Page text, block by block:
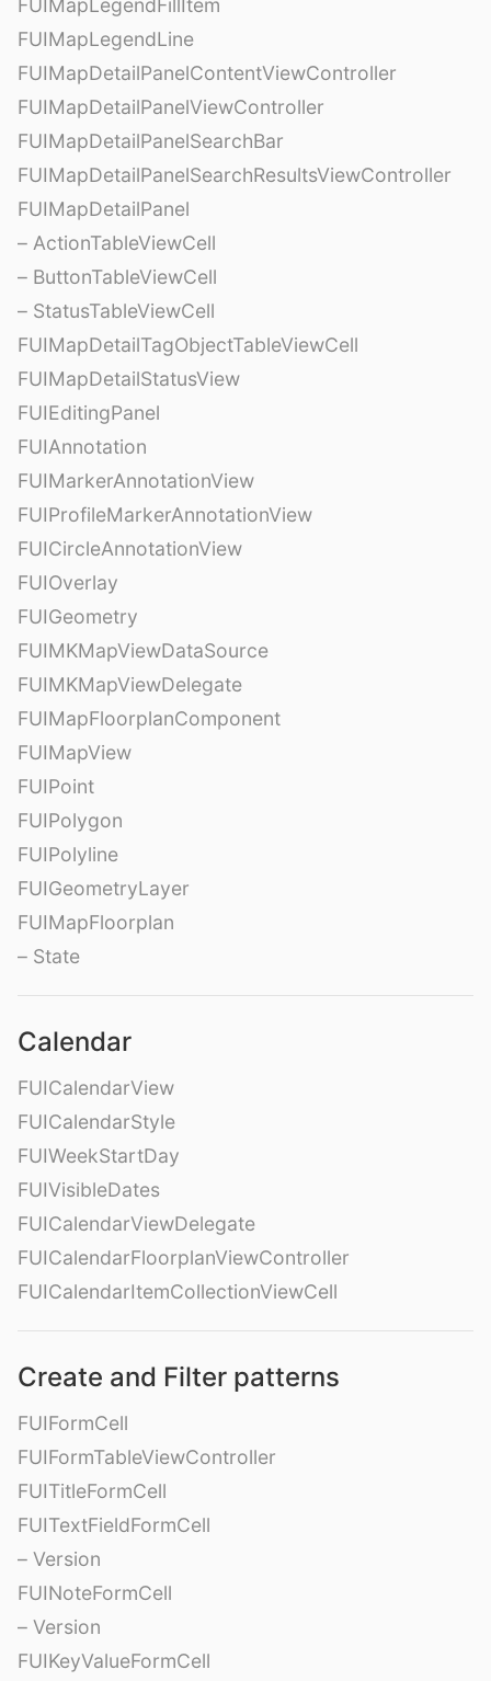
FUIMapLegendLine
FUIMapDetailPanelContentViewController
FUIMapDetailPanelViewController
FUIMapDetailPanelSearchBar
FUIMapDetailPanelSearchResultsViewController
FUIMapDetailPanel
– ActionTableViewCell
– ButtonTableViewCell
– StatusTableViewCell
FUIMapDetailTagObjectTableViewCell
FUIMapDetailStatusView
FUIEditingPanel
FUIAnnotation
FUIMarkerAnnotationView
FUIProfileMarkerAnnotationView
FUICircleAnnotationView
FUIOverlay
FUIGeometry
FUIMKMapViewDataSource
FUIMKMapViewDelegate
FUIMapFloorplanComponent
FUIMapView
FUIPoint
FUIPolygon
FUIPolyline
FUIGeometryLayer
FUIMapFloorplan
– State
Calendar
FUICalendarView
FUICalendarStyle
FUIWeekStartDay
FUIVisibleDates
FUICalendarViewDelegate
FUICalendarFloorplanViewController
FUICalendarItemCollectionViewCell
Create and Filter patterns
FUIFormCell
FUIFormTableViewController
FUITitleFormCell
FUITextFieldFormCell
– Version
FUINoteFormCell
– Version
FUIKeyValueFormCell